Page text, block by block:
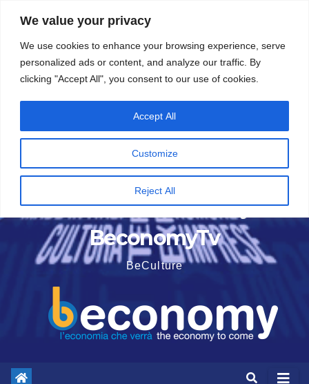
We value your privacy
We use cookies to enhance your browsing experience, serve
personalized ads or content, and analyze our traffic. By
clicking "Accept All", you consent to our use of cookies.
Customize
Reject All
Accept All
contenuto
5 Agosto 2026
BeconomyTv
BeCulture